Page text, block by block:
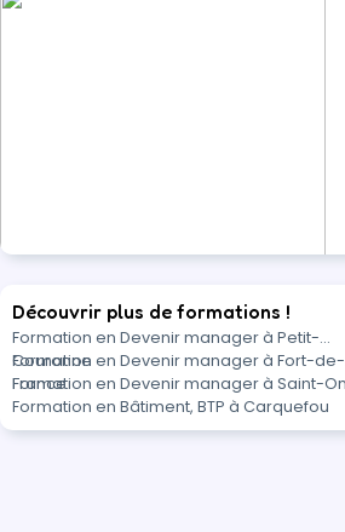
Découvrir plus de formations !
Formation en Devenir manager à Petit-
Couronne
Formation en Devenir manager à Fort-de-
France
Formation en Devenir manager à Saint-
Formation en Bâtiment, BTP à Carquefou